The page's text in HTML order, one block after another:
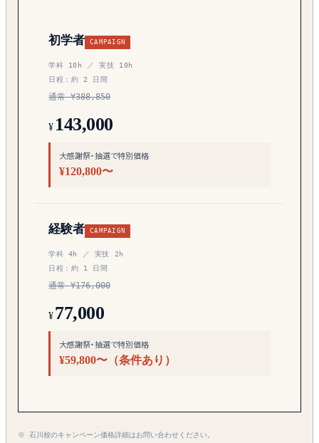
初学者 CAMPAIGN
学科 10h ／ 実技 10h
日程：約 2 日間
通常 ¥388,850
¥ 143,000
大感謝祭・抽選で特別価格
¥120,800〜
経験者 CAMPAIGN
学科 4h ／ 実技 2h
日程：約 1 日間
通常 ¥176,000
¥ 77,000
大感謝祭・抽選で特別価格
¥59,800〜（条件あり）
※ 石川校のキャンペーン価格詳細はお問い合わせください。